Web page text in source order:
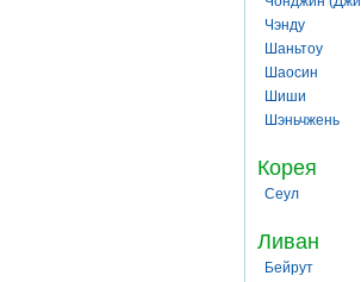
Чэнду
Шаньтоу
Шаосин
Шиши
Шэньчжень
Корея
Сеул
Ливан
Бейрут